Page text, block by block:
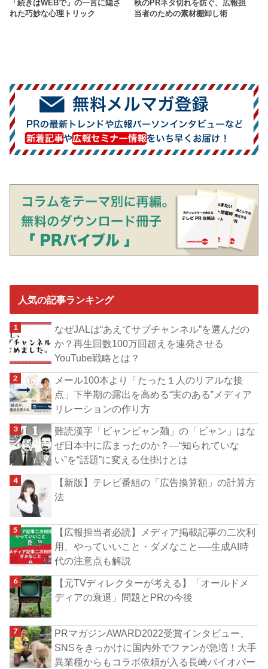
「続きはWEBで」の一言に隠さ
れた巧妙な心理トリック
秋のPRネタ切れを防ぐ、広報担
当者のための素材棚卸し術
人気の記事ランキング
なぜJALは“あえてサブチャンネル”を選んだの
か？再生回数100万回超えを連発させる
YouTube戦略とは？
メール100本より「たった１人のリアルな接
点」下半期の露出を高める“実のある”メディア
リレーションの作り方
難読漢字「ビャンビャン麺」の「ビャン」はな
ぜ日本中に広まったのか？―“知られていな
い”を“話題”に変える仕掛けとは
【新版】テレビ番組の「広告換算額」の計算方
法
【広報担当者必読】メディア掲載記事の二次利
用、やっていいこと・ダメなこと──生成AI時
代の注意点も解説
【元TVディレクターが考える】「オールドメ
ディアの衰退」問題とPRの今後
PRマガジンAWARD2022受賞インタビュー、
SNSをきっかけに国内外でファンが急増！大手
異業種からもコラボ依頼が入る長崎バイオパー